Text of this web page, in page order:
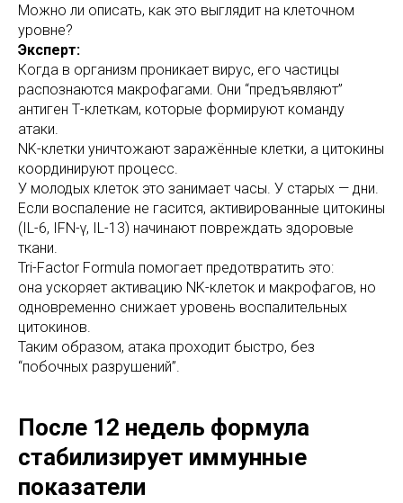
Можно ли описать, как это выглядит на клеточном
уровне?
Эксперт:
Когда в организм проникает вирус, его частицы
распознаются макрофагами. Они “предъявляют”
антиген Т-клеткам, которые формируют команду
атаки.
NK-клетки уничтожают заражённые клетки, а цитокины
координируют процесс.
У молодых клеток это занимает часы. У старых — дни.
Если воспаление не гасится, активированные цитокины
(IL-6, IFN-γ, IL-13) начинают повреждать здоровые
ткани.
Tri-Factor Formula помогает предотвратить это:
она ускоряет активацию NK-клеток и макрофагов, но
одновременно снижает уровень воспалительных
цитокинов.
Таким образом, атака проходит быстро, без
“побочных разрушений”.
После 12 недель формула
стабилизирует иммунные
показатели